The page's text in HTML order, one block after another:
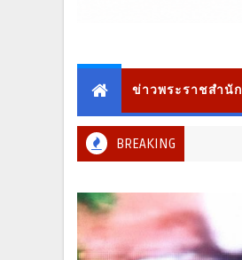
ข่าวพระราชสำนัก
BREAKING